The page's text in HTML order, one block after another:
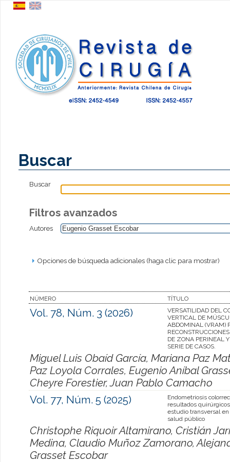
Buscar
Buscar
Filtros avanzados
Autores
Opciones de búsqueda adicionales (haga clic para mostrar)
NÚMERO TÍTULO
Vol. 78, Núm. 3 (2026)
VERSATILIDAD DEL
VERTICAL DE
ABDOMINAL (VRAM)
DE ZONA PERINEAL
SERIE DE CASOS.
Miguel Luis Obaíd García, Mariana Paz
Paz Loyola Corrales, Eugenio Aníbal
Cheyre Forestier, Juan Pablo Camacho
Vol. 77, Núm. 5 (2025)
Endometriosis
resultados
estudio transversal
salud público
Christophe Riquoir Altamirano, Cristián
Medina, Claudio Muñoz Zamorano,
Grasset Escobar